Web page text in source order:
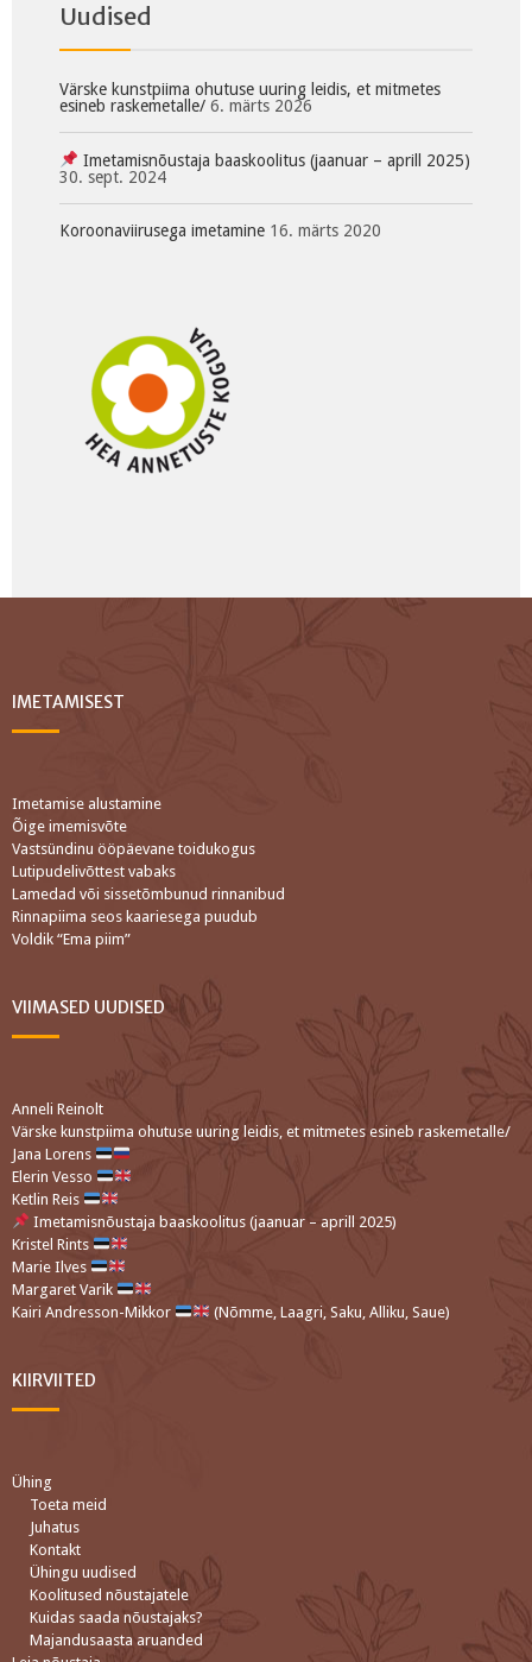
Uudised
Värske kunstpiima ohutuse uuring leidis, et mitmetes
esineb raskemetalle/ 6. märts 2026
Imetamisnõustaja baaskoolitus (jaanuar – aprill 2025)
30. sept. 2024
Koroonaviirusega imetamine 16. märts 2020
IMETAMISEST
Imetamise alustamine
Õige imemisvõte
Vastsündinu ööpäevane toidukogus
Lutipudelivõttest vabaks
Lamedad või sissetõmbunud rinnanibud
Rinnapiima seos kaariesega puudub
Voldik “Ema piim”
VIIMASED UUDISED
Anneli Reinolt
Värske kunstpiima ohutuse uuring leidis, et mitmetes esineb raskemetalle/
Jana Lorens
Elerin Vesso
Ketlin Reis
Imetamisnõustaja baaskoolitus (jaanuar – aprill 2025)
Kristel Rints
Marie Ilves
Margaret Varik
Kairi Andresson-Mikkor
(Nõmme, Laagri, Saku, Alliku, Saue)
KIIRVIITED
Ühing
Toeta meid
Juhatus
Kontakt
Ühingu uudised
Koolitused nõustajatele
Kuidas saada nõustajaks?
Majandusaasta aruanded